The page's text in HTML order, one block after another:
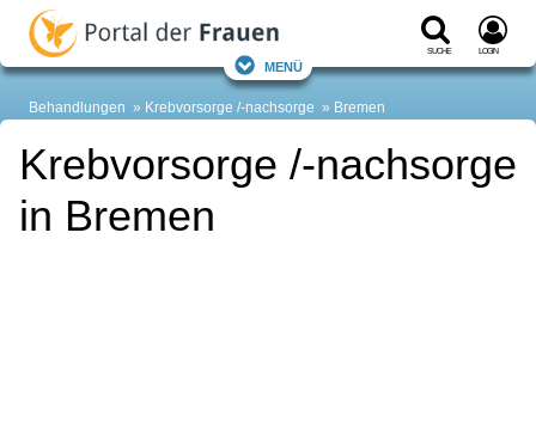
Suche Login
Menü
Behandlungen Krebvorsorge /-nachsorge Bremen
Krebvorsorge /-nachsorge
in Bremen